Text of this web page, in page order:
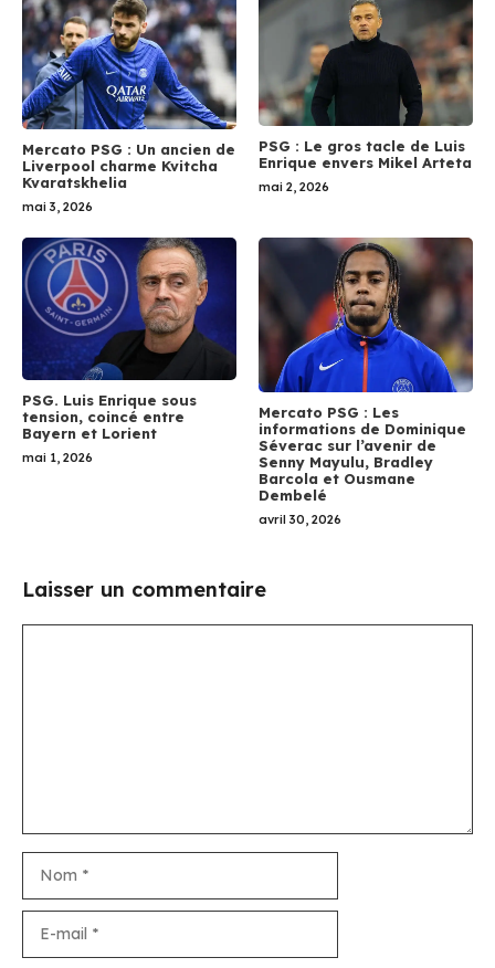
Mercato PSG : Un ancien de
Liverpool charme Kvitcha
Kvaratskhelia
mai 3, 2026
PSG : Le gros tacle de Luis
Enrique envers Mikel Arteta
mai 2, 2026
PSG. Luis Enrique sous
tension, coincé entre
Bayern et Lorient
mai 1, 2026
Mercato PSG : Les
informations de Dominique
Séverac sur l’avenir de
Senny Mayulu, Bradley
Barcola et Ousmane
Dembelé
avril 30, 2026
Laisser un commentaire
mail